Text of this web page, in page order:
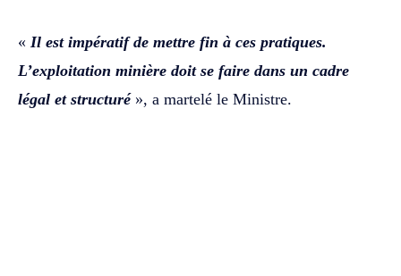
« Il est impératif de mettre fin à ces pratiques.
L’exploitation minière doit se faire dans un cadre
légal et structuré », a martelé le Ministre.